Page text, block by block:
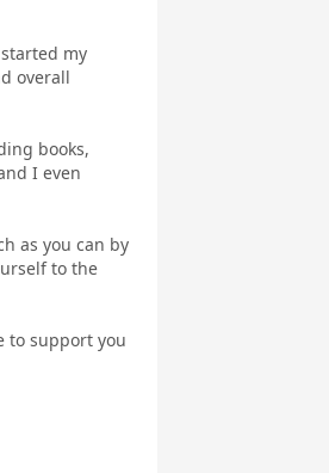
グ発音トレーニ
ング 基礎 - ア
ス ビジネス英会
my
overall
books,
I even
as you can by
to the
to support you